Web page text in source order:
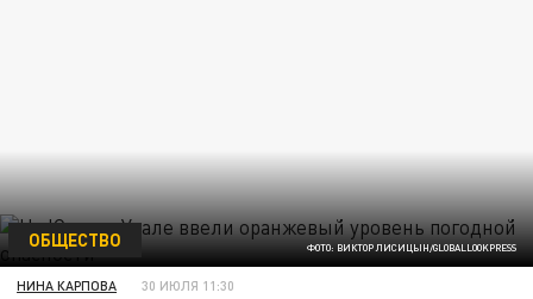
ФОТО: ВИКТОР ЛИСИЦЫН/GLOBALLOOKPRESS
ОБЩЕСТВО
НИНА КАРПОВА 30 ИЮЛЯ 11:30